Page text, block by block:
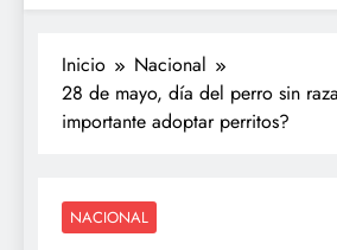
Inicio
Nacional
28 de mayo, día del perro sin
importante adoptar perritos?
NACIONAL